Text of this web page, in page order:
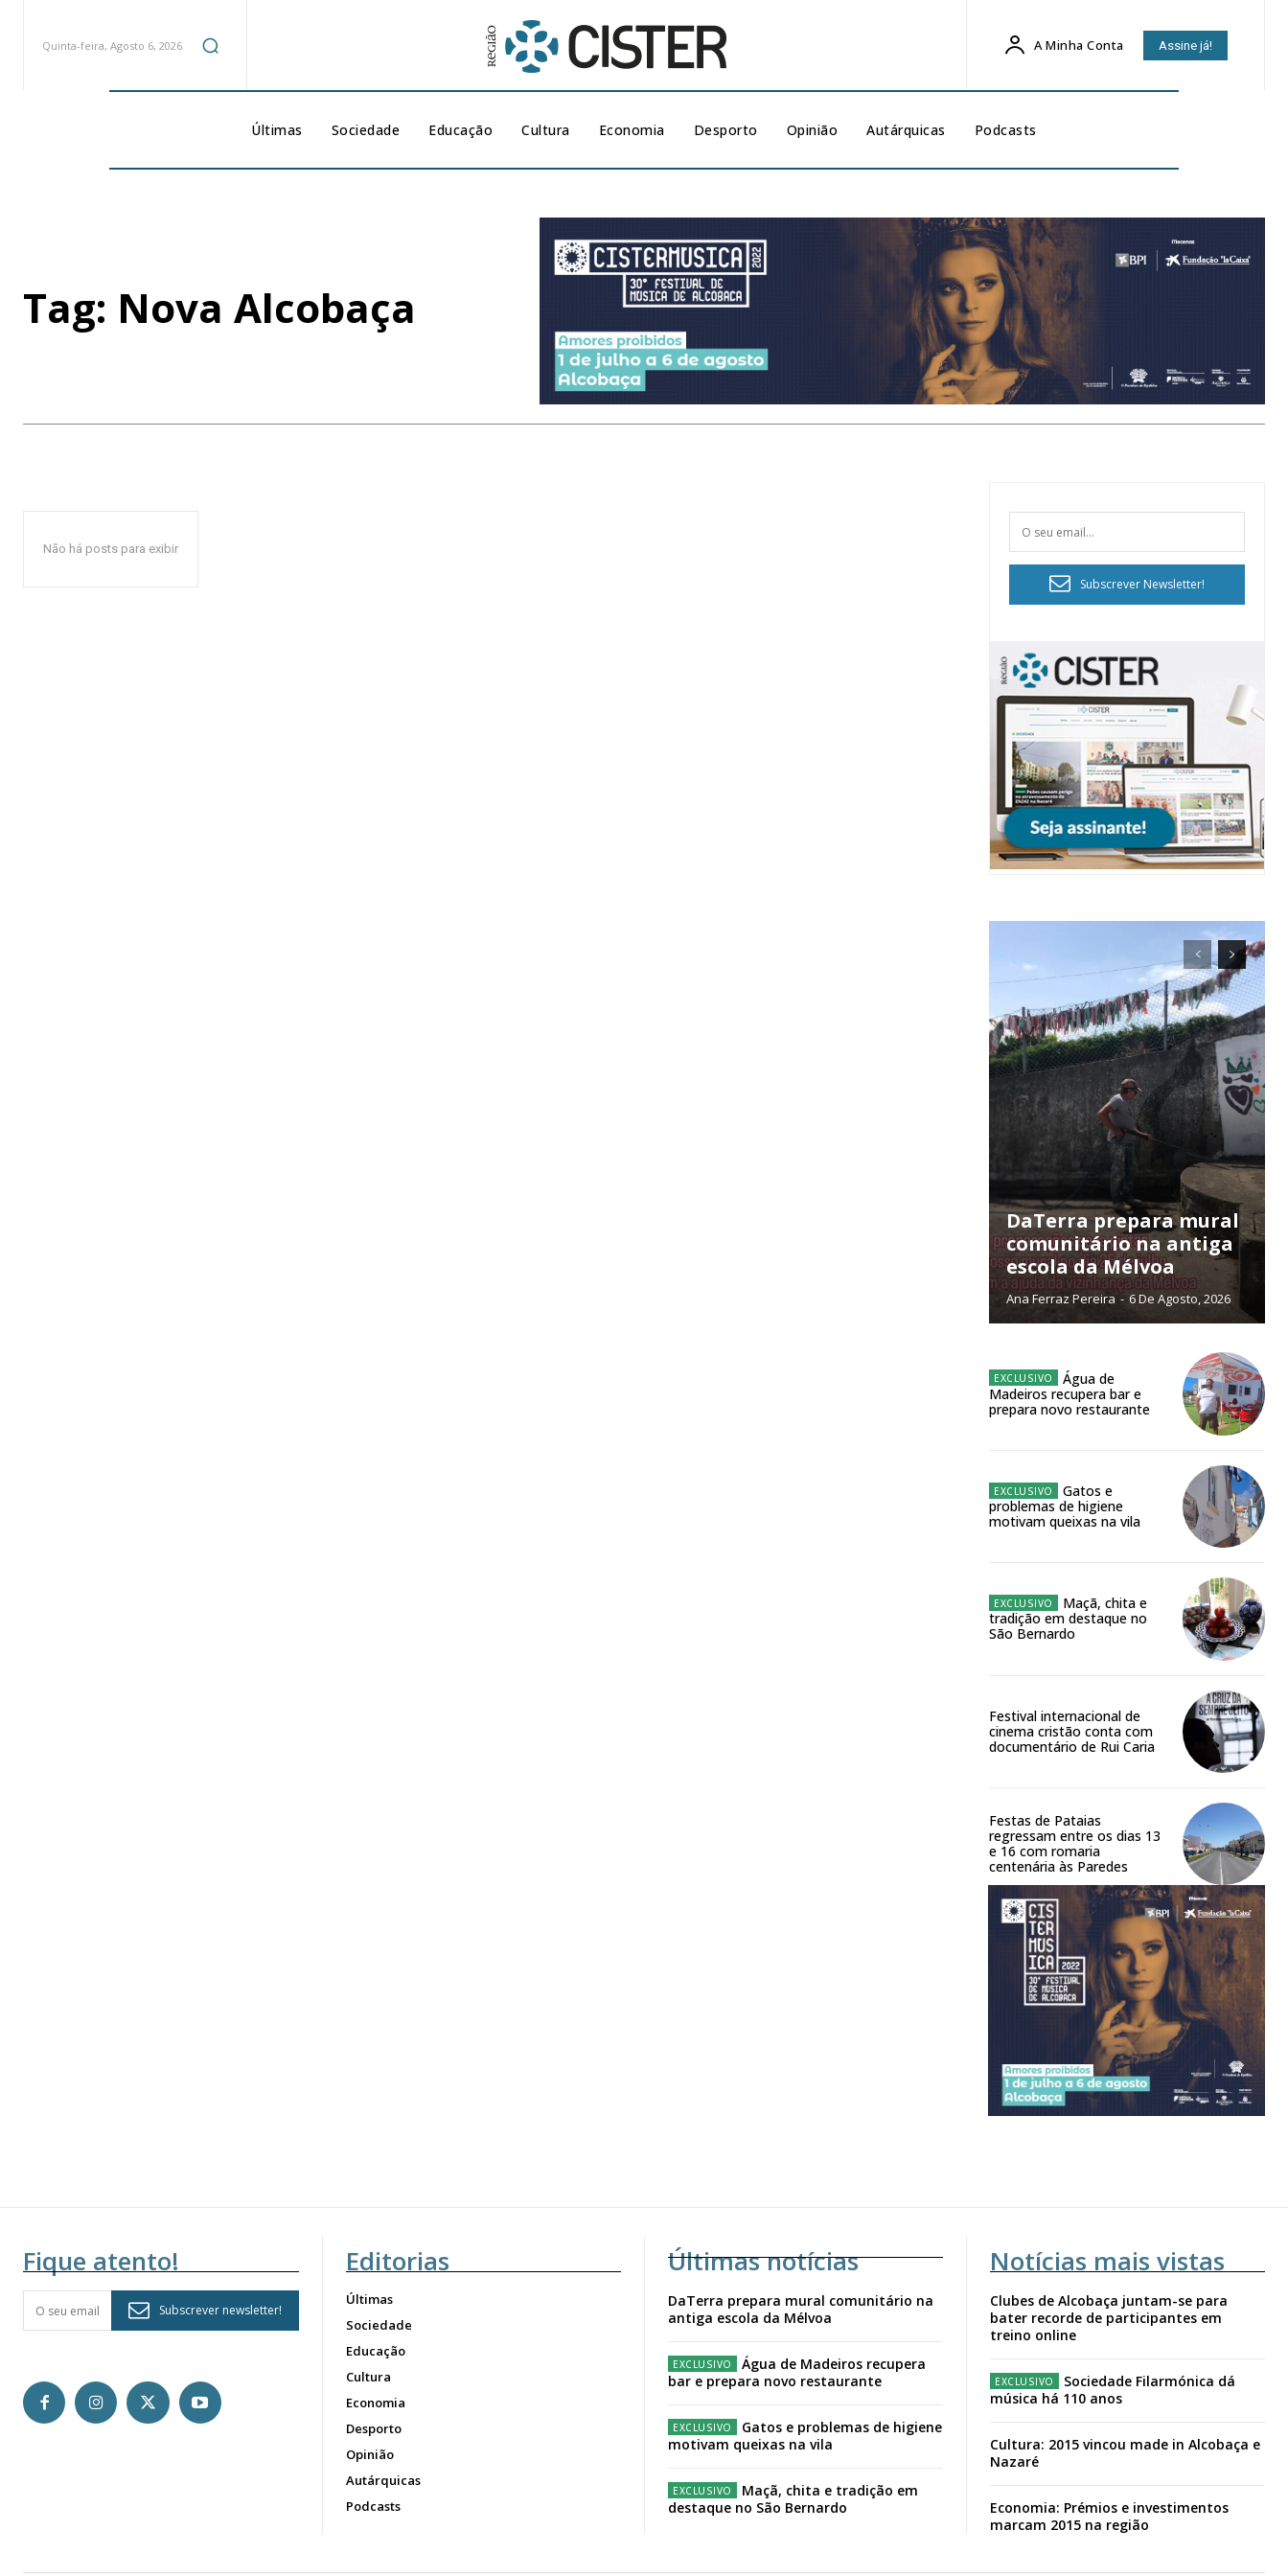
Quinta-feira, Agosto 6, 2026 A Minha Conta Assine já!
Últimas Sociedade Educação Cultura Economia Desporto Opinião Autárquicas Podcasts
Tag: Nova Alcobaça
Não há posts para exibir
Subscrever Newsletter!
DaTerra prepara mural
comunitário na antiga
escola da Mélvoa
Ana Ferraz Pereira - 6 De Agosto, 2026
Água de
Madeiros recupera bar e
prepara novo restaurante
Gatos e
problemas de higiene
motivam queixas na vila
Maçã, chita e
tradição em destaque no
São Bernardo
Festival internacional de
cinema cristão conta com
documentário de Rui Caria
Festas de Pataias
regressam entre os dias 13
e 16 com romaria
centenária às Paredes
Fique atento!
Subscrever newsletter!
Editorias
Últimas
Sociedade
Educação
Cultura
Economia
Desporto
Opinião
Autárquicas
Podcasts
Últimas notícias
DaTerra prepara mural comunitário na
antiga escola da Mélvoa
Água de Madeiros recupera
bar e prepara novo restaurante
Gatos e problemas de higiene
motivam queixas na vila
Maçã, chita e tradição em
destaque no São Bernardo
Notícias mais vistas
Clubes de Alcobaça juntam-se para
bater recorde de participantes em
treino online
Sociedade Filarmónica dá
música há 110 anos
Cultura: 2015 vincou made in Alcobaça e
Nazaré
Economia: Prémios e investimentos
marcam 2015 na região